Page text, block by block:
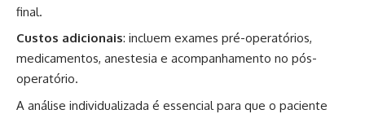
final.
Custos adicionais: incluem exames pré-operatórios,
medicamentos, anestesia e acompanhamento no pós-
operatório.
A análise individualizada é essencial para que o paciente